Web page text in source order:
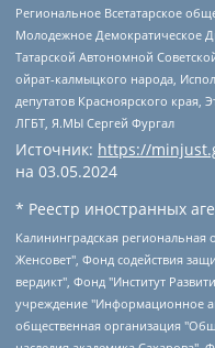
Региональное Всетатарское
Молодежное Демократическое
Татарской Автономной
ойрат-калмыцкого народа,
депутатов Красноярского края,
ЛГБТ, Я.МЫ Сергей Фургал
Источник: https://
на 03.05.2024
* Реестр иностранных
Калининградская региональная общественная организация "Экозащита!-Женсовет", Фонд содействия защите прав и свобод граждан "Общественный вердикт", Фонд "Институт Развития Свободы Информации", Частное учреждение "Информационное агентство МЕМО. РУ", Региональная общественная организация "Общественная комиссия по сохранению наследия академика Сахарова", Фонд поддержки свободы прессы, Санкт-Петербургская общественная правозащитная организация "Гражданский контроль", Межрегиональная общественная организация "Информационно-просветительский центр "Мемориал", Региональный Фонд "Центр Защиты Прав Средств Массовой Информации", с 05.12.2023 Фонд "Центр Защиты Прав Средств массовой информации", Региональная общественная благотворительная организация помощи беженцам и мигрантам "Гражданское содействие", Негосударственное образовательное учреждение дополнительного профессионального образования (повышение квалификации) специалистов "АКАДЕМИЯ ПО ПРАВАМ ЧЕЛОВЕКА", Свердловская региональная общественная организация "Сутяжник", Автономная некоммерческая организация "Центр независимых социологических исследований", Союз общественных объединений "Российский исследовательский центр по правам человека", Региональное общественное учреждение научно-информационный центр "МЕМОРИАЛ", Некоммерческая организация "Фонд защиты гласности", Автономная некоммерческая организация "Институт прав человека", Городская общественная организация "Екатеринбургское общество "МЕМОРИАЛ", Городская общественная организация "Рязанское историко-просветительское и правозащитное общество "Мемориал" (Рязанский Мемориал), Челябинский региональный орган общественной самодеятельности – женское общественное объединение "Женщины Евразии", Челябинский региональный орган общественной самодеятельности "Уральская правозащитная группа", Фонд содействия защите здоровья и социальной справедливости имени Андрея Рылькова, Автономная Некоммерческая Организация "Аналитический Центр Юрия Левады", Автономная некоммерческая организация социальной поддержки населения "Проект Апрель", Региональная общественная организация помощи женщинам и детям, находящимся в кризисной ситуации "Информационно-методический центр "Анна", Фонд содействия развитию массовых коммуникаций и правовому просвещению "Так-так-Так", Фонд содействия устойчивому развитию "Серебряная тайга", Свердловский региональный общественный фонд социальных проектов "Новое время", "Idel.Реалии", Кавказ.Реалии, Крым.Реалии, Телеканал Настоящее Время, Татаро-башкирская служба Радио Свобода (Azatliq Radiosi), Радио Свободная Европа/Радио Свобода (PCE/PC), "Сибирь.Реалии", "Фактограф", Благотворительный фонд помощи осужденным и их семьям, Автономная некоммерческая организация "Институт глобализации и социальных движений", Фонд "В защиту прав заключенных", Частное учреждение "Центр поддержки и содействия развитию средств массовой информации", Пензенский региональный общественный благотворительный фонд "Гражданский союз", "Север.Реалии", Некоммерческая организация Фонд "Правовая инициатива", Общество с ограниченной ответственностью "Радио Свободная Европа/Радио Свобода", Чешское информационное агентство "MEDIUM-ORIENT", Красноярская региональная общественная организация "Мы против СПИДа", Камалягин Денис Николаевич, Маркелов Сергей Евгеньевич, Пономарев Лев Александрович, Савицкая Людмила Алексеевна, Автономная некоммерческая организация "Центр по работе с проблемой насилия "НАСИЛИЮ.НЕТ", Межрегиональный профессиональный союз работников здравоохранения "Альянс врачей", Юридическое лицо, зарегистрированное в Латвийской Республике, SIA "Medusa Project" (регистрационный номер 40103797863, дата регистрации 10.06.2014), Некоммерческая организация "Фонд по борьбе с коррупцией", Автономная некоммерческая организация "Институт права и публичной политики", Баданин Роман Сергеевич, Гликин Максим Александрович, Железнова Мария Михайловна, Лукьянова Юлия Сергеевна, Маетная Елизавета Витальевна, Маняхин Петр Борисович, Чуракова Ольга Владимировна, Ярош Юлия Петровна, Юридическое лицо "The Insider SIA", зарегистрированное в Риге, Латвийская Республика (дата регистрации 26.06.2015), являющееся администратором доменного имени интернет-издания "The Insider SIA", https://theins.ru, Постернак Алексей Евгеньевич, Рубин Михаил Аркадьевич, Анин Роман Александрович, Юридическое лицо Istories fonds, зарегистрированное в Латвийской